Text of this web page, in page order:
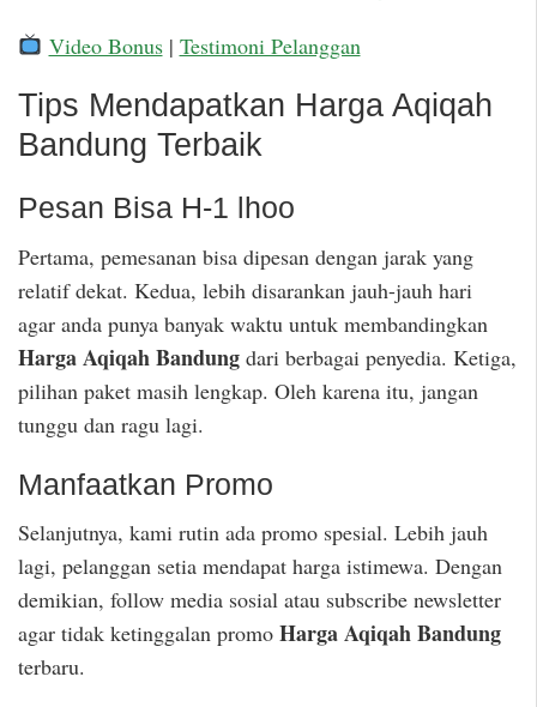
Video Bonus| Testimoni Pelanggan
Tips Mendapatkan Harga Aqiqah
Bandung Terbaik
Pesan Bisa H-1 lhoo
Pertama, pemesanan bisa dipesan dengan jarak yang
relatif dekat. Kedua, lebih disarankan jauh-jauh hari
agar anda punya banyak waktu untuk membandingkan
Harga Aqiqah Bandung dari berbagai penyedia. Ketiga,
pilihan paket masih lengkap. Oleh karena itu, jangan
tunggu dan ragu lagi.
Manfaatkan Promo
Selanjutnya, kami rutin ada promo spesial. Lebih jauh
lagi, pelanggan setia mendapat harga istimewa. Dengan
demikian, follow media sosial atau subscribe newsletter
agar tidak ketinggalan promo Harga Aqiqah Bandung
terbaru.